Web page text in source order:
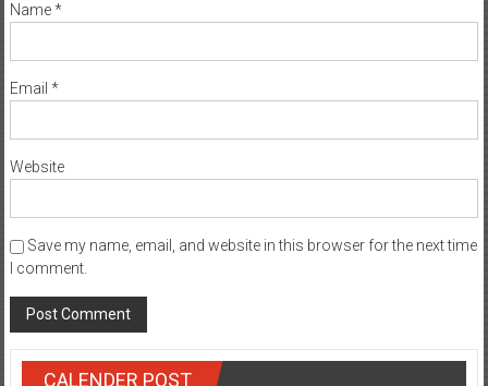
Name*
Email *
Website
Save my name, email, and website in this browser for the next time
I comment.
CALENDER POST